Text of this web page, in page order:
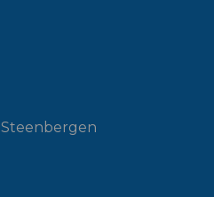
Steenbergen